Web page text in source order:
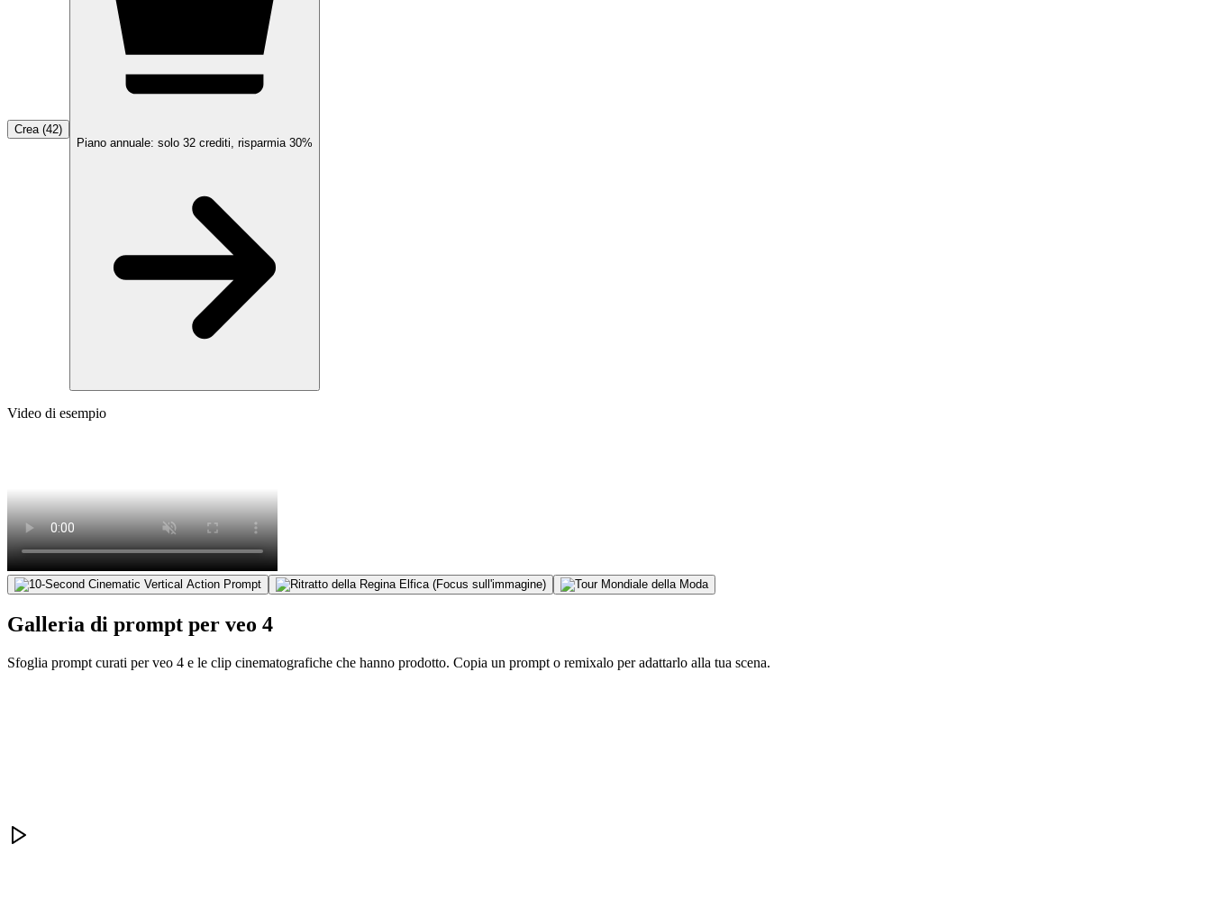
Crea (42)
Piano annuale: solo 32 crediti, risparmia 30%
Video di esempio
Galleria di prompt per veo 4
Sfoglia prompt curati per veo 4 e le clip cinematografiche che hanno prodotto. Copia un prompt o remixalo per adattarlo alla tua scena.